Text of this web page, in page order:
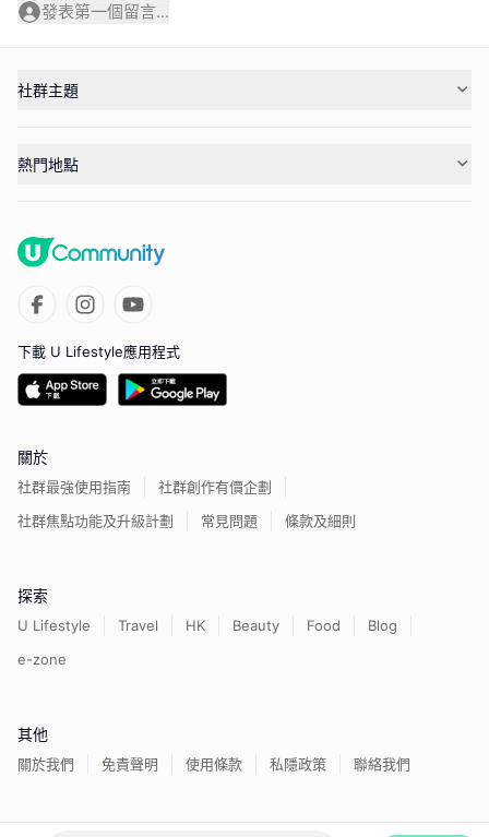
發表第一個留言...
社群主題
熱門地點
下載 U Lifestyle應用程式
關於
社群最強使用指南
社群創作有價企劃
社群焦點功能及升級計劃
常見問題 條款及細則
探索
U Lifestyle Travel HK Beauty Food
Blog
e-zone
其他
關於我們 免責聲明 使用條款 私隱政策 聯絡我們